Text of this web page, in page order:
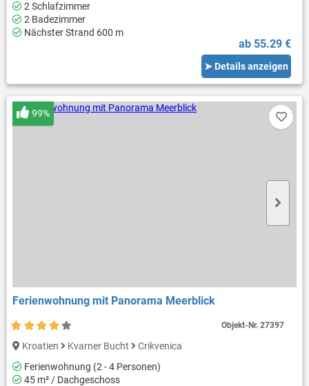
2 Schlafzimmer
2 Badezimmer
Nächster Strand 600 m
ab 55.29 €
➤ Details anzeigen
Ferienwohnung mit Panorama Meerblick
99%
Kroatien Kvarner Bucht
Crikvenica
Ferienwohnung (2 - 4 Personen)
45 m² / Dachgeschoss
Objekt-Nr.27397